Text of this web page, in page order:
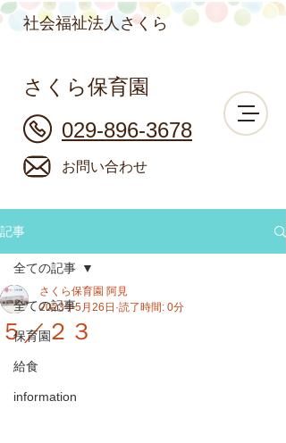
さくら保育園
029-896-3678
お問い合わせ
社会福祉法人さくら
記事
全ての記事
保育園
給食
information
全ての記事
５／２３
さくら保育園 阿見
2023年5月26日 読了時間: 0分